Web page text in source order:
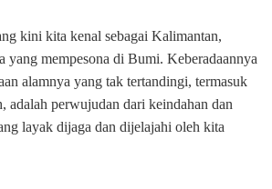
kini kita kenal sebagai Kalimantan,
yang mempesona di Bumi. Keberadaannya
alamnya yang tak tertandingi, termasuk
adalah perwujudan dari keindahan dan
layak dijaga dan dijelajahi oleh kita